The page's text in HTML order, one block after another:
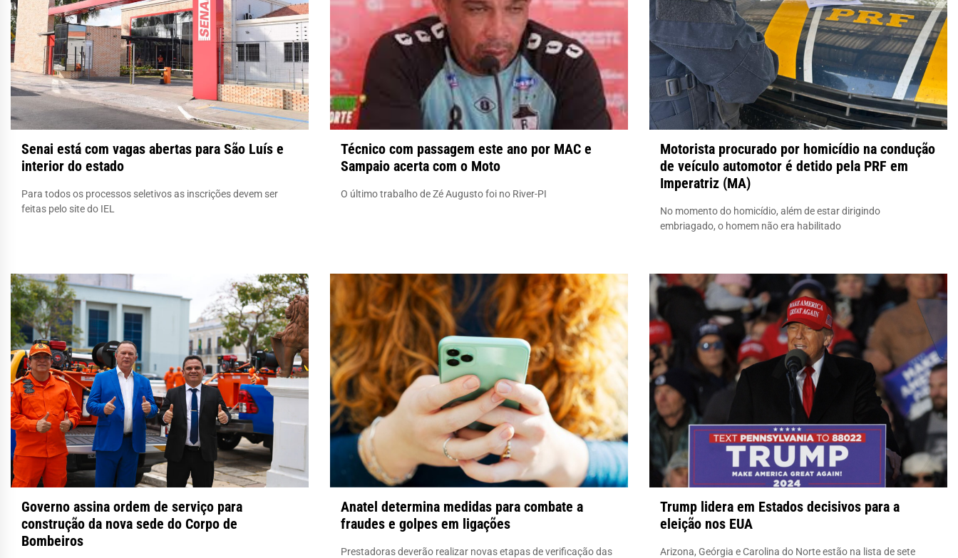
Senai está com vagas abertas para São Luís e
interior do estado
Para todos os processos seletivos as inscrições devem ser
feitas pelo site do IEL
Técnico com passagem este ano por MAC e
Sampaio acerta com o Moto
O último trabalho de Zé Augusto foi no River-PI
Motorista procurado por homicídio na condução
de veículo automotor é detido pela PRF em
Imperatriz (MA)
No momento do homicídio, além de estar dirigindo
embriagado, o homem não era habilitado
Governo assina ordem de serviço para
construção da nova sede do Corpo de
Bombeiros
Anatel determina medidas para combate a
fraudes e golpes em ligações
Prestadoras deverão realizar novas etapas de verificação das
Trump lidera em Estados decisivos para a
eleição nos EUA
Arizona, Geórgia e Carolina do Norte estão na lista de sete